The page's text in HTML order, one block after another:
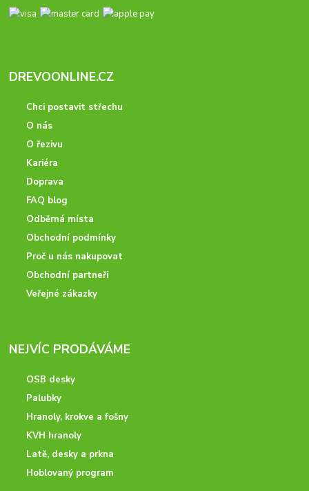
DREVOONLINE.CZ
Chci postavit střechu
O nás
O řezivu
Kariéra
Doprava
FAQ blog
Odběrná místa
Obchodní podmínky
Proč u nás nakupovat
Obchodní partneři
Veřejné zákazky
NEJVÍC PRODÁVÁME
OSB desky
Palubky
Hranoly, krokve a fošny
KVH hranoly
Latě, desky a prkna
Hoblovaný program